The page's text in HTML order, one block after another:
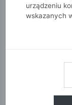
urządzeniu
wskazanych